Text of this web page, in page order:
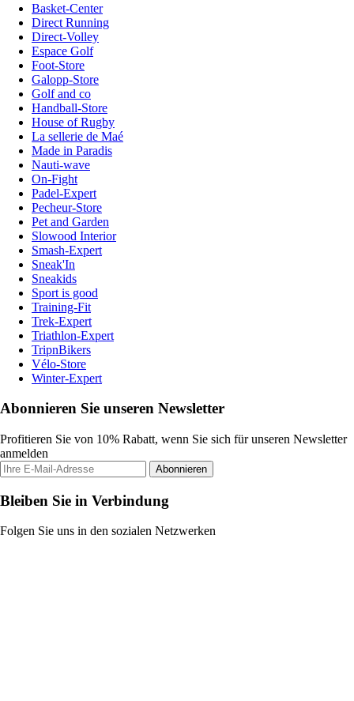
Basket-Center
Direct Running
Direct-Volley
Espace Golf
Foot-Store
Galopp-Store
Golf and co
Handball-Store
House of Rugby
La sellerie de Maé
Made in Paradis
Nauti-wave
On-Fight
Padel-Expert
Pecheur-Store
Pet and Garden
Slowood Interior
Smash-Expert
Sneak'In
Sneakids
Sport is good
Training-Fit
Trek-Expert
Triathlon-Expert
TripnBikers
Vélo-Store
Winter-Expert
Abonnieren Sie unseren Newsletter
Profitieren Sie von 10% Rabatt, wenn Sie sich für unseren Newsletter
anmelden
Abonnieren
Bleiben Sie in Verbindung
Folgen Sie uns in den sozialen Netzwerken